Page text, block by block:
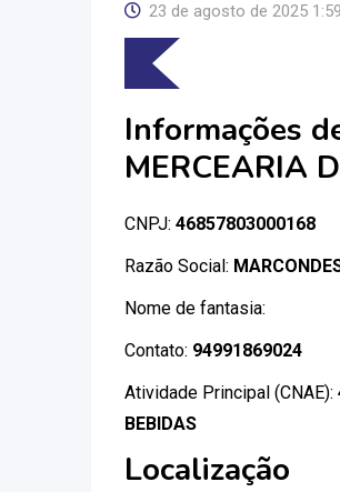
23 de agosto de 2025
Informações
MERCEARIA
CNPJ: 46857803000168
Razão Social:
Nome de fantasia:
Contato: 94991869024
Atividade Principal (CNAE):
BEBIDAS
Localização